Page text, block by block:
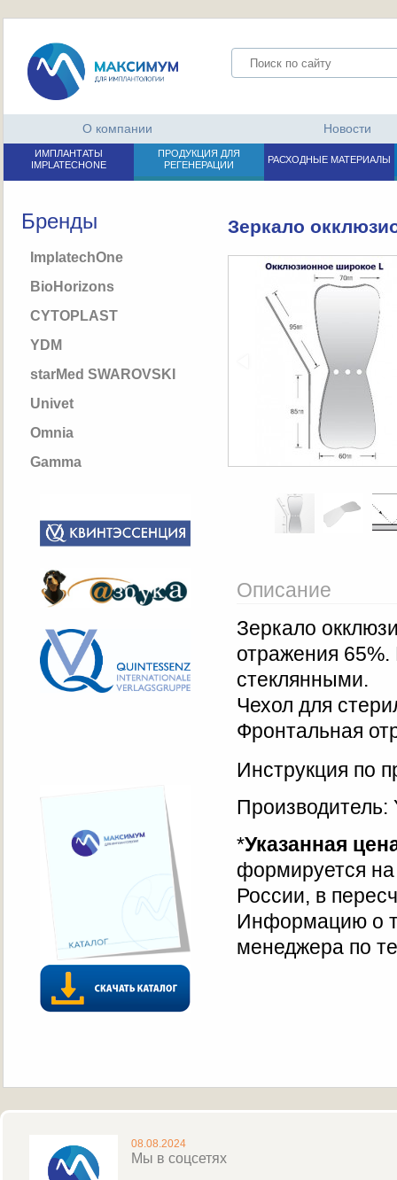
О компании Новости
ИМПЛАНТАТЫ
IMPLATECHONE
ПРОДУКЦИЯ ДЛЯ
РЕГЕНЕРАЦИИ
РАСХОДНЫЕ МАТЕРИАЛЫ
Бренды
ImplatechOne
BioHorizons
CYTOPLAST
YDM
starMed SWAROVSKI
Univet
Omnia
Gamma
Зеркало
Описание
Зеркало
отражения
стеклянными.
Чехол для
Фронтальная
Инструкция по
*Указанная
формируется на
России, в
Информацию о
менеджера по
08.08.2024
Мы в соцсетях